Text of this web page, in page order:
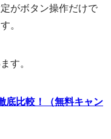
がボタン操作だけで
。
す。
底比較！（無料キャン